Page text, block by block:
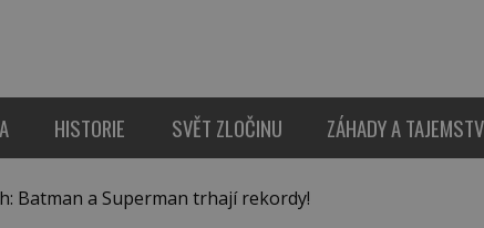
HISTORIE SVĚT ZLOČINU ZÁHADY A
Batman a Superman trhají rekordy!